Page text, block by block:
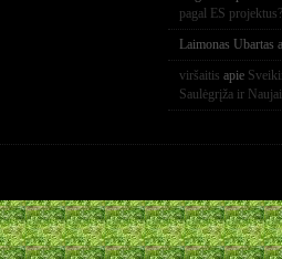
pagal ES projektus?
Laimonas Ubartas
viršaitis apie
Saulėgrįža ir